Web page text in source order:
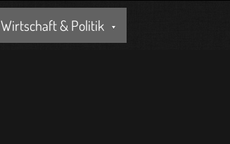
Wirtschaft & Politik